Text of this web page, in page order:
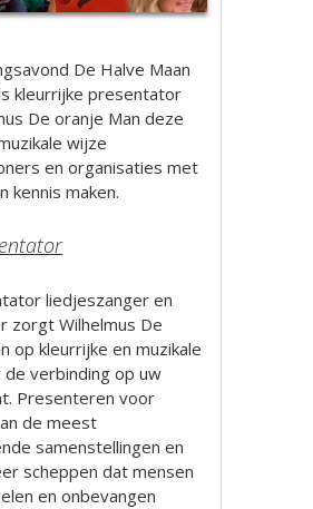
De Halve Maan
kleurrijke presentator
De oranje Man deze
wijze
en organisaties met
kennis maken.
liedjeszanger en
zorgt Wilhelmus De
op kleurrijke en muzikale
verbinding op uw
Presenteren voor
de meest
samenstellingen en
scheppen dat mensen
en onbevangen